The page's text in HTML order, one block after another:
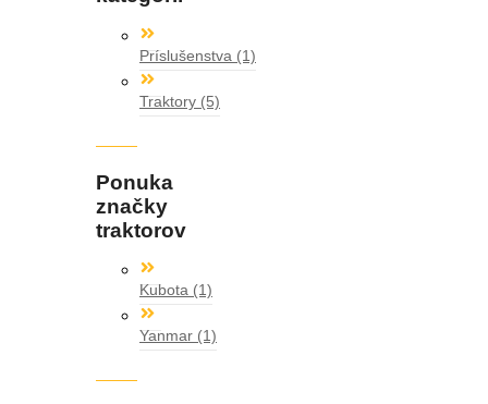
Príslušenstva (1)
Traktory (5)
Ponuka
značky
traktorov
Kubota (1)
Yanmar (1)